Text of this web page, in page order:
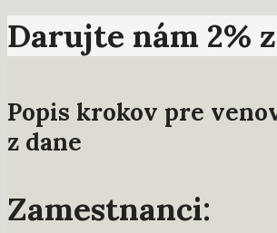
Darujte nám 2%
Popis krokov pre
z dane
Zamestnanci: